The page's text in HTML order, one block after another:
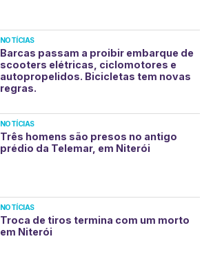
NOTÍCIAS
Barcas passam a proibir embarque de
scooters elétricas, ciclomotores e
autopropelidos. Bicicletas tem novas
regras.
NOTÍCIAS
Três homens são presos no antigo
prédio da Telemar, em Niterói
NOTÍCIAS
Troca de tiros termina com um morto
em Niterói